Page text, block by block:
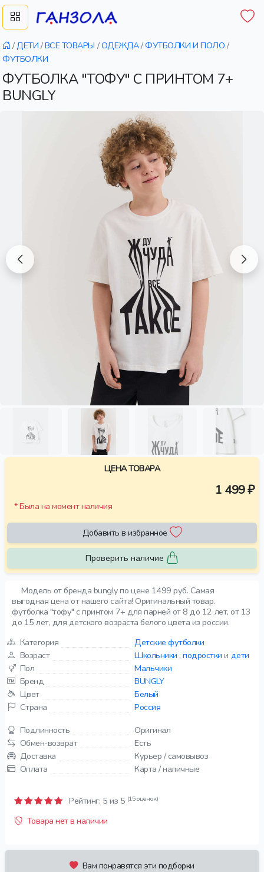
/ДЕТИ /ВСЕ ТОВАРЫ /ОДЕЖДА/ФУТБОЛКИ И ПОЛО /
ФУТБОЛКИ
ФУТБОЛКА "ТОФУ" С ПРИНТОМ 7+
BUNGLY
Модель от бренда bungly по цене 1499 руб. Самая
выгодная цена от нашего сайта! Оригинальный товар.
футболка "тофу" с принтом 7+ для парней от 8 до 12 лет, от 13
до 15 лет, для детского возраста белого цвета из россии.
Категория
Детские футболки
Возраст
Школьники ,подростки и дети
Пол
Мальчики
Бренд
BUNGLY
Цвет
Белый
Страна
Россия
Подлинность
Оригинал
Обмен-возврат
Есть
Доставка
Курьер / самовывоз
Оплата
Карта / наличные
Рейтинг: 5 из 5 (15 оценок)
Товара нет в наличии
Вам понравятся эти подборки
ЦЕНА ТОВАРА
1 499 ₽
* Была на момент наличия
Добавить в избранное
Проверить наличие